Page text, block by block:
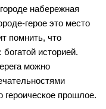
набережная
герое это место
помнить, что
историей.
можно
героическое прошлое.